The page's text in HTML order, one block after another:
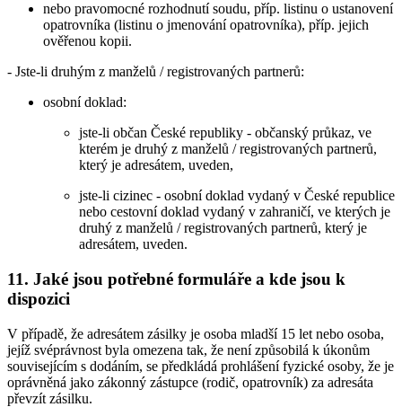
nebo pravomocné rozhodnutí soudu, příp. listinu o ustanovení
opatrovníka (listinu o jmenování opatrovníka), příp. jejich
ověřenou kopii.
- Jste-li druhým z manželů / registrovaných partnerů:
osobní doklad:
jste-li občan České republiky - občanský průkaz, ve
kterém je druhý z manželů / registrovaných partnerů,
který je adresátem, uveden,
jste-li cizinec - osobní doklad vydaný v České republice
nebo cestovní doklad vydaný v zahraničí, ve kterých je
druhý z manželů / registrovaných partnerů, který je
adresátem, uveden.
11. Jaké jsou potřebné formuláře a kde jsou k
dispozici
V případě, že adresátem zásilky je osoba mladší 15 let nebo osoba,
jejíž svéprávnost byla omezena tak, že není způsobilá k úkonům
souvisejícím s dodáním, se předkládá prohlášení fyzické osoby, že je
oprávněná jako zákonný zástupce (rodič, opatrovník) za adresáta
převzít zásilku.